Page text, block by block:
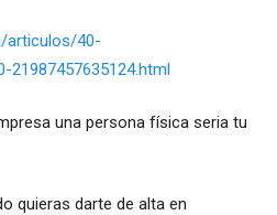
articulos/40-
21987457635124.html
una persona física seria tu
quieras darte de alta en